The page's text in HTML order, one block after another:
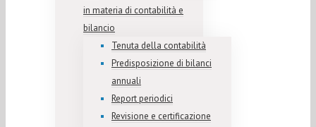
in materia di contabilità e
bilancio
Tenuta della contabilità
Predisposizione di bilanci
annuali
Report periodici
Revisione e certificazione